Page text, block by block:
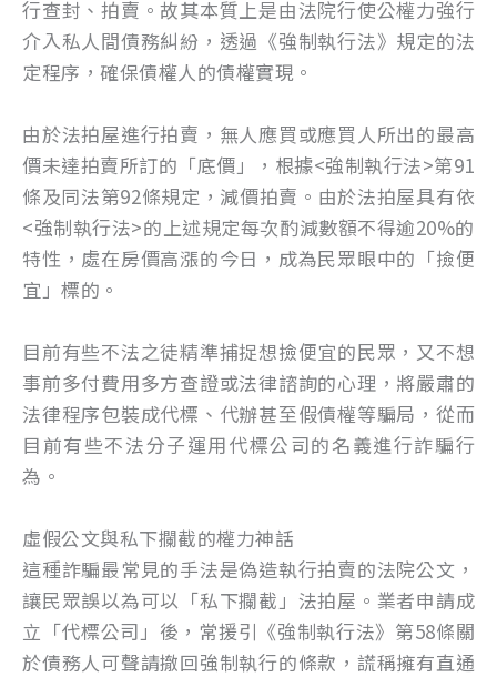
行查封、拍賣。故其本質上是由法院行使公權力強行
介入私人間債務糾紛，透過《強制執行法》規定的法
定程序，確保債權人的債權實現。
由於法拍屋進行拍賣，無人應買或應買人所出的最高
價未達拍賣所訂的「底價」，根據<強制執行法>第91
條及同法第92條規定，減價拍賣。由於法拍屋具有依
<強制執行法>的上述規定每次酌減數額不得逾20%的
特性，處在房價高漲的今日，成為民眾眼中的「撿便
宜」標的。
目前有些不法之徒精準捕捉想撿便宜的民眾，又不想
事前多付費用多方查證或法律諮詢的心理，將嚴肅的
法律程序包裝成代標、代辦甚至假債權等騙局，從而
目前有些不法分子運用代標公司的名義進行詐騙行
為。
虛假公文與私下攔截的權力神話
這種詐騙最常見的手法是偽造執行拍賣的法院公文，
讓民眾誤以為可以「私下攔截」法拍屋。業者申請成
立「代標公司」後，常援引《強制執行法》第58條關
於債務人可聲請撤回強制執行的條款，謊稱擁有直通